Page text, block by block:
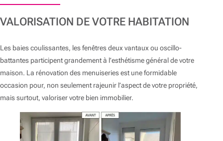
VALORISATION DE VOTRE HABITATION
Les baies coulissantes, les fenêtres deux vantaux ou oscillo-
battantes participent grandement à l’esthétisme général de votre
maison. La rénovation des menuiseries est une formidable
occasion pour, non seulement rajeunir l’aspect de votre propriété,
mais surtout, valoriser votre bien immobilier.